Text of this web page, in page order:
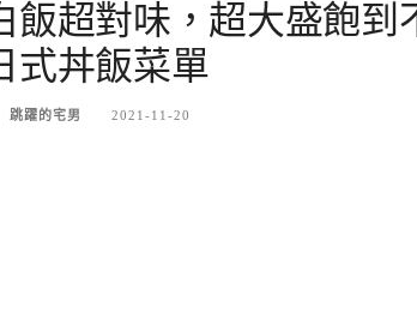
飯超對味，超大盛飽到
式丼飯菜單
跳躍的宅男 2021-11-20